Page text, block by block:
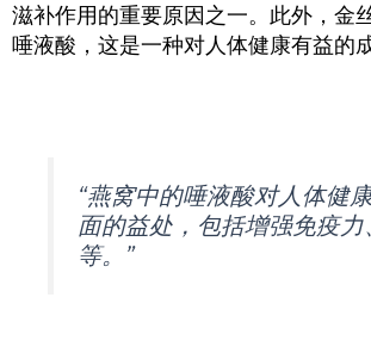
滋补作用的重要原因之一。此外，金
唾液酸，这是一种对人体健康有益的成
“燕窝中的唾液酸对人体健
面的益处，包括增强免疫
等。”